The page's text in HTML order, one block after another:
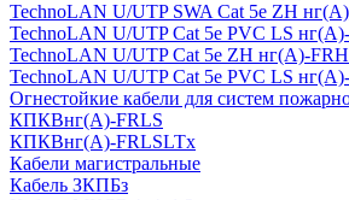
TechnoLAN U/UTP SWA Cat 5e ZH
TechnoLAN U/UTP Cat 5e PVC LS
TechnoLAN U/UTP Cat 5e ZH нг(A)-
TechnoLAN U/UTP Cat 5e PVC LS
Огнестойкие кабели для систем
КПКВнг(A)-FRLS
КПКВнг(A)-FRLSLTx
Кабели магистральные
Кабель ЗКПБз